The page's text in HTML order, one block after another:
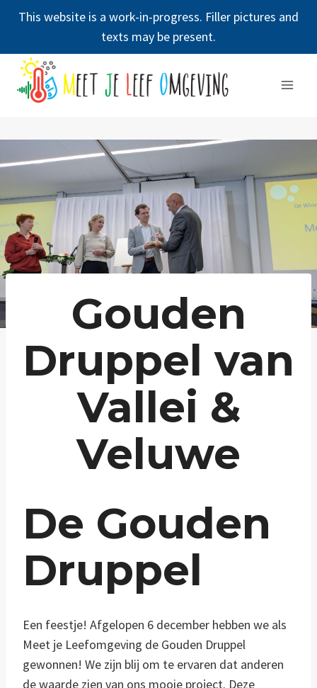
This website is a work-in-progress. Filler pictures and
texts may be present.
Doorgaan
naar
inhoud
Gouden
Druppel van
Vallei &
Veluwe
De Gouden
Druppel
Een feestje! Afgelopen 6 december hebben we als
Meet je Leefomgeving de Gouden Druppel
gewonnen! We zijn blij om te ervaren dat anderen
de waarde zien van ons mooie project. Deze